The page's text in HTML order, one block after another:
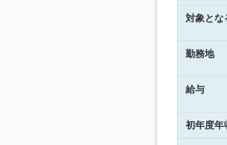
対象とな
勤務地
給与
初年度年